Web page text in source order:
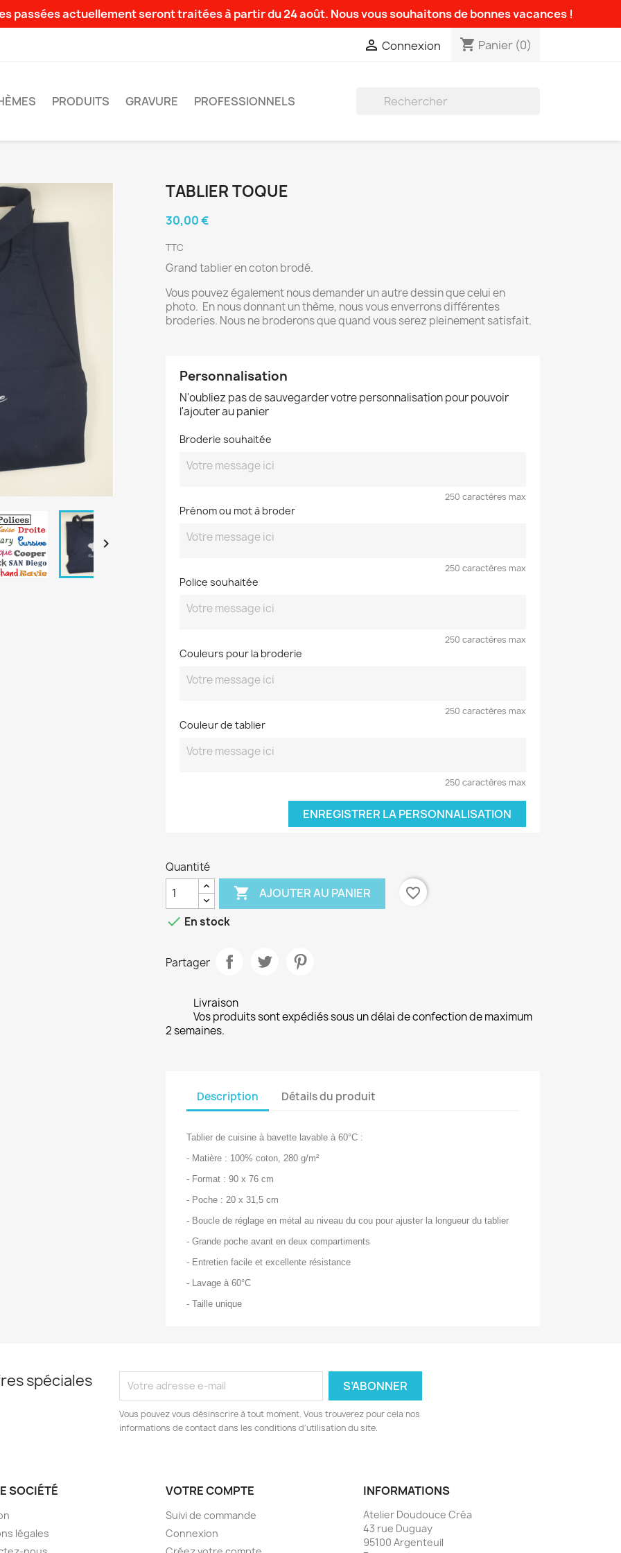
passées actuellement seront traitées à partir du 24 août. Nous vous souhaitons de bonnes vacances !
 Connexion shopping_cart Panier (0)
PRODUITS GRAVURE PROFESSIONNELS

TABLIER TOQUE
30,00 €
TTC
Grand tablier en coton brodé.
Vous pouvez également nous demander un autre dessin que celui en
photo. En nous donnant un thème, nous vous enverrons différentes
broderies. Nous ne broderons que quand vous serez pleinement satisfait.
Personnalisation
N'oubliez pas de sauvegarder votre personnalisation pour pouvoir
l'ajouter au panier
Broderie souhaitée
250 caractères max
Prénom ou mot à broder
250 caractères max
Police souhaitée
250 caractères max
Couleurs pour la broderie
250 caractères max
Couleur de tablier
250 caractères max
ENREGISTRER LA PERSONNALISATION
Quantité
 AJOUTER AU PANIER
favorite_border
 En stock
Partager
Livraison
Vos produits sont expédiés sous un délai de confection de maximum
2 semaines.
Description Détails du produit
Tablier de cuisine à bavette lavable à 60°C :
- Matière : 100% coton, 280 g/m²
- Format : 90 x 76 cm
- Poche : 20 x 31,5 cm
- Boucle de réglage en métal au niveau du cou pour ajuster la longueur du tablier
- Grande poche avant en deux compartiments
- Entretien facile et excellente résistance
- Lavage à 60°C
- Taille unique
spéciales
Vous pouvez vous désinscrire à tout moment. Vous trouverez pour cela nos
informations de contact dans les conditions d'utilisation du site.
SOCIÉTÉ
légales
VOTRE COMPTE
Suivi de commande
Connexion
INFORMATIONS
Atelier Doudouce Créa
43 rue Duguay
95100 Argenteuil